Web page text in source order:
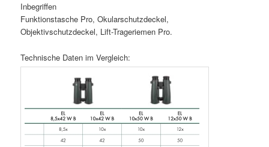
Inbegriffen
Funktionstasche Pro, Okularschutzdeckel,
Objektivschutzdeckel, Lift-Trageriemen Pro.
Technische Daten im Vergleich: